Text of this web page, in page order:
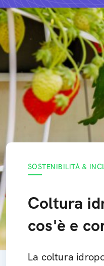
SOSTENIBILITÀ &
Coltura
cos'è e
La coltura